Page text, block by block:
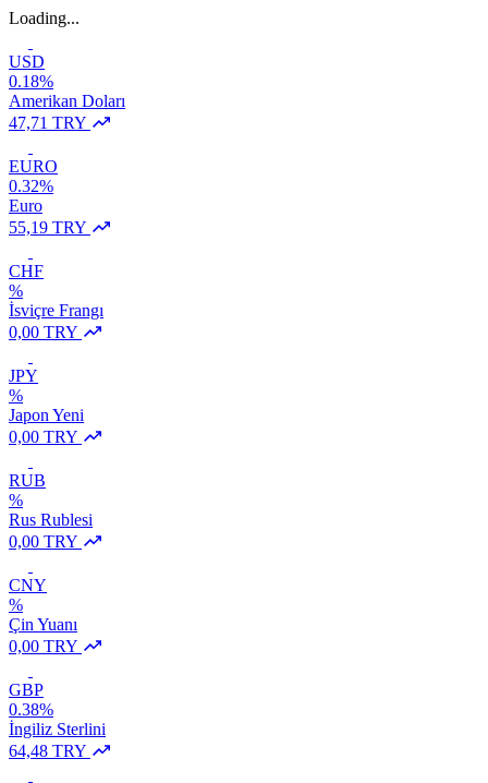
Loading...
USD
0.18%
Amerikan Doları
47,71 TRY
EURO
0.32%
Euro
55,19 TRY
CHF
%
İsviçre Frangı
0,00 TRY
JPY
%
Japon Yeni
0,00 TRY
RUB
%
Rus Rublesi
0,00 TRY
CNY
%
Çin Yuanı
0,00 TRY
GBP
0.38%
İngiliz Sterlini
64,48 TRY